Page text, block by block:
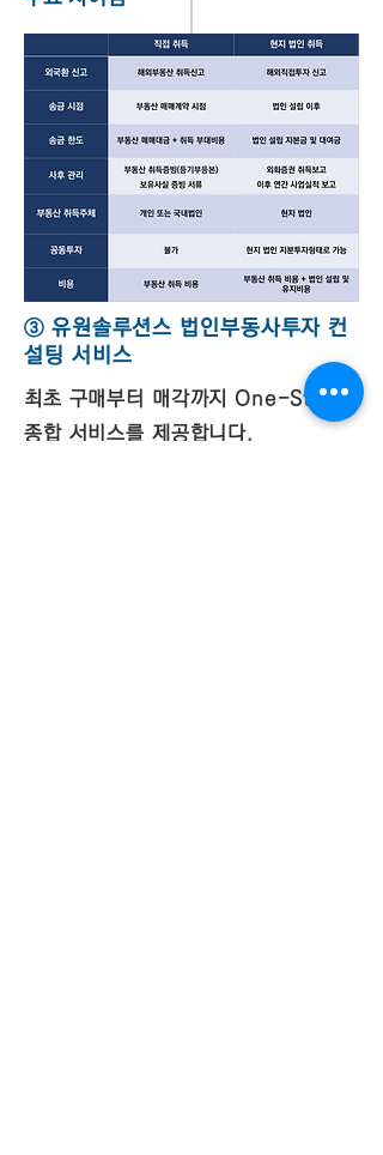
​③ 유원솔루션스 법인부동사투자 컨
설팅 서비스
최초 구매부터 매각까지 One-Stop
종합 서비스를 제공합니다.